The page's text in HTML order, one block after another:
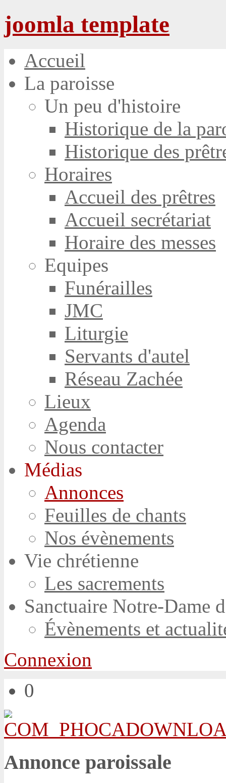
joomla template
Accueil
La paroisse
Un peu d'histoire
Historique de la
Historique des
Horaires
Accueil des prêtres
Accueil secrétariat
Horaire des messes
Equipes
Funérailles
JMC
Liturgie
Servants d'autel
Réseau Zachée
Lieux
Agenda
Nous contacter
Médias
Annonces
Feuilles de chants
Nos évènements
Vie chrétienne
Les sacrements
Sanctuaire Notre-Dame
Évènements et
Connexion
0
Annonce paroissale